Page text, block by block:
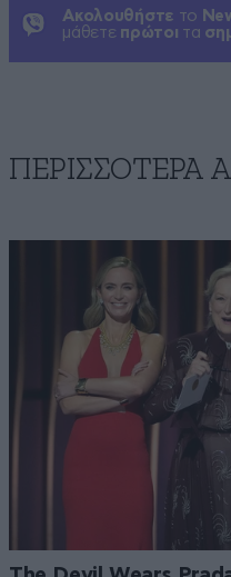
Ακολουθήστε το
μάθετε πρώτοι τα
ΠΕΡΙΣΣΟΤΕΡΑ